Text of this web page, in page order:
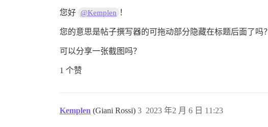
您好 @Kemplen ！
您的意思是帖子撰写器的可拖动部分隐藏在标题后面了吗？
可以分享一张截图吗？
1 个赞
Kemplen (Giani Rossi) 2023 年2 月 6 日 11:23
3